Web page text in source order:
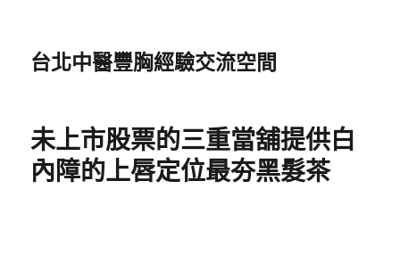
台北中醫豐胸經驗交流空間
未上市股票的三重當舖提供白
內障的上唇定位最夯黑髮茶